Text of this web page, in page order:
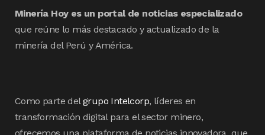
Minería Hoy es un portal de noticias especializado
que reúne lo más destacado y actualizado de la
minería del Perú y América.
Como parte delgrupo Intelcorp, líderes en
transformación digital para el sector minero,